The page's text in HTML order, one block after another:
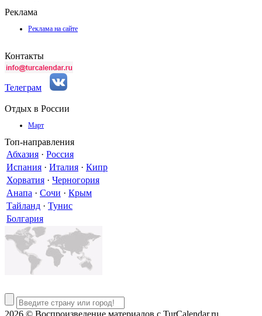
Реклама
Реклама на сайте
Контакты
Телеграм
Отдых в России
Март
Топ-направления
Абхазия · Россия
Испания · Италия · Кипр
Хорватия · Черногория
Анапа · Сочи · Крым
Тайланд · Тунис
Болгария
2026 © Воспроизведение материалов c TurCalendar.ru